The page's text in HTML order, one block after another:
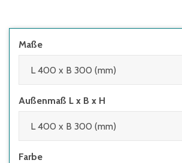
Maße
Außenmaß L x B x H
Farbe